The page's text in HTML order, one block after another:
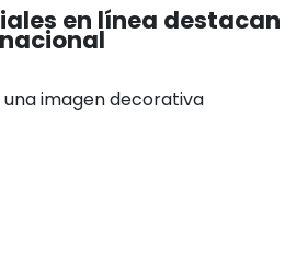
en línea destacan